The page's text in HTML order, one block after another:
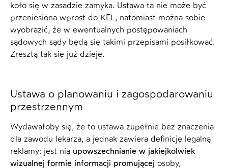
koło się w zasadzie zamyka. Ustawa ta nie może być
przeniesiona wprost do KEL, natomiast można sobie
wyobrazić, że w ewentualnych postępowaniach
sądowych sądy będą się takimi przepisami posiłkować.
Zresztą tak się już dzieje.
Ustawa o planowaniu i zagospodarowaniu
przestrzennym
Wydawałoby się, że to ustawa zupełnie bez znaczenia
dla zawodu lekarza, a jednak zawiera definicję legalną
reklamy: jest nią upowszechnianie w jakiejkolwiek
wizualnej formie informacji promującej osoby,